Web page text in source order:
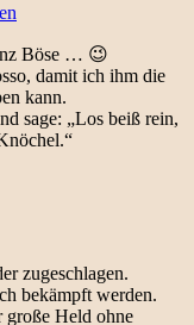
Böse … 😉
damit ich ihm die
kann.
sage: „Los beiß rein,
zugeschlagen.
bekämpft werden.
große Held ohne